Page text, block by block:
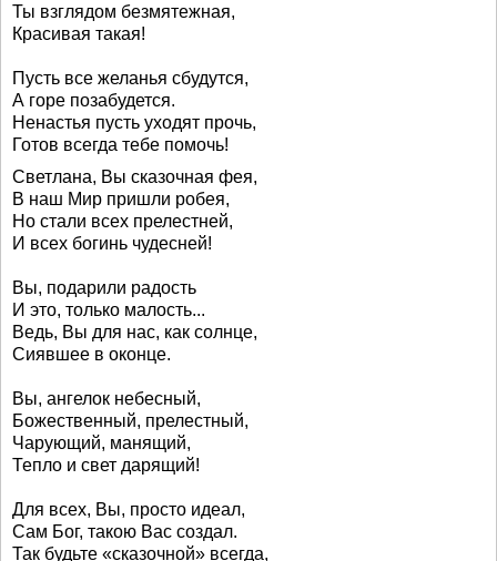
Ты взглядом безмятежная,
Красивая такая!
Пусть все желанья сбудутся,
А горе позабудется.
Ненастья пусть уходят прочь,
Готов всегда тебе помочь!
Светлана, Вы сказочная фея,
В наш Мир пришли робея,
Но стали всех прелестней,
И всех богинь чудесней!
Вы, подарили радость
И это, только малость...
Ведь, Вы для нас, как солнце,
Сиявшее в оконце.
Вы, ангелок небесный,
Божественный, прелестный,
Чарующий, манящий,
Тепло и свет дарящий!
Для всех, Вы, просто идеал,
Сам Бог, такою Вас создал.
Так будьте «сказочной» всегда,